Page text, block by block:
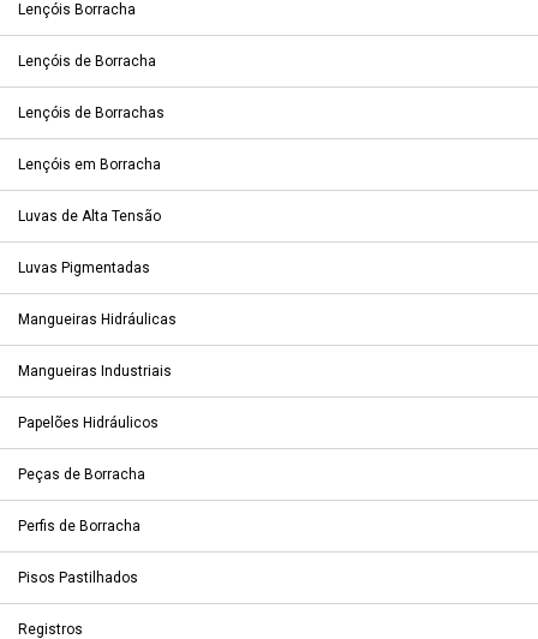
Lençóis Borracha
Lençóis de Borracha
Lençóis de Borrachas
Lençóis em Borracha
Luvas de Alta Tensão
Luvas Pigmentadas
Mangueiras Hidráulicas
Mangueiras Industriais
Papelões Hidráulicos
Peças de Borracha
Perfis de Borracha
Pisos Pastilhados
Registros